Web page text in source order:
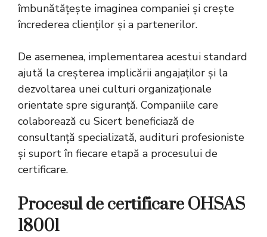
îmbunătățește imaginea companiei și crește
încrederea clienților și a partenerilor.
De asemenea, implementarea acestui standard
ajută la creșterea implicării angajaților și la
dezvoltarea unei culturi organizaționale
orientate spre siguranță. Companiile care
colaborează cu Sicert beneficiază de
consultanță specializată, audituri profesioniste
și suport în fiecare etapă a procesului de
certificare.
Procesul de certificare OHSAS
18001